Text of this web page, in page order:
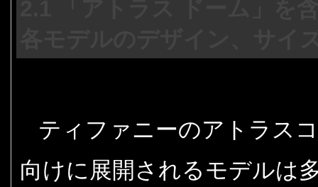
ティファニーのアトラス
向けに展開されるモデルは